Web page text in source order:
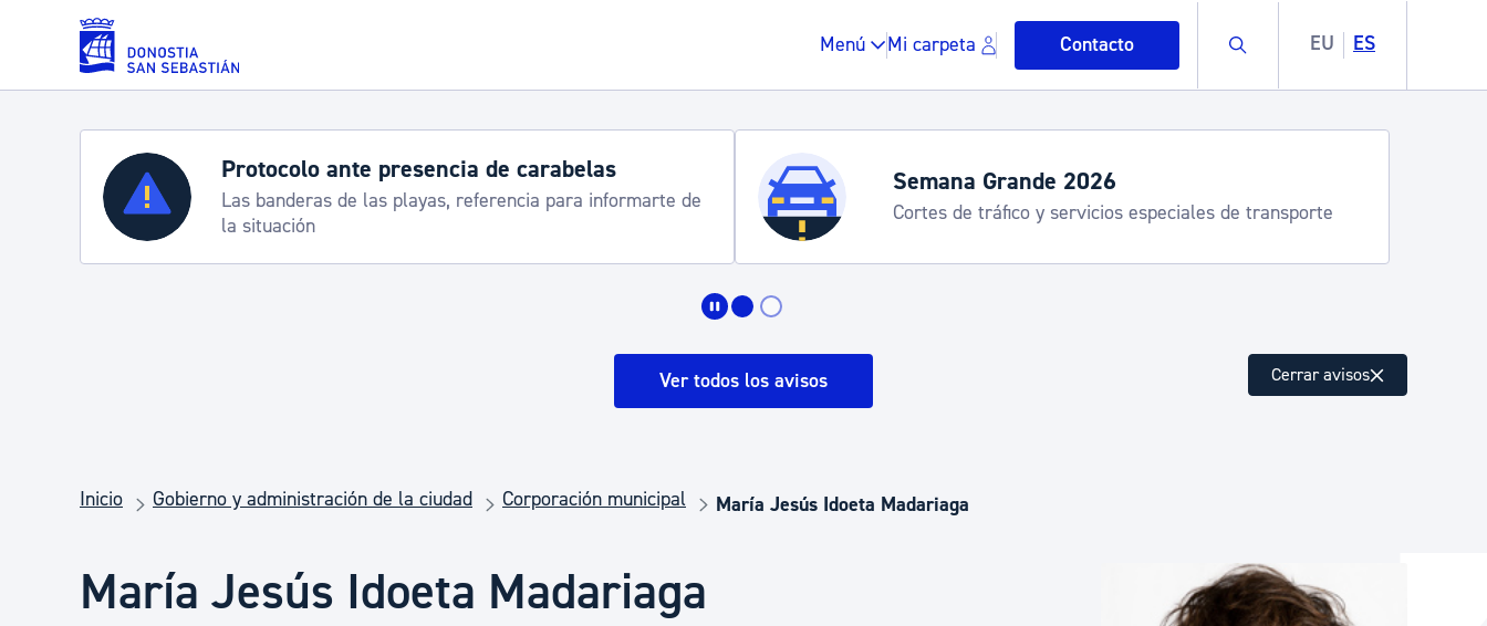
Saltar al contenido principal
Menú Mi carpeta Contacto Buscar EU ES
Servicios
Padrón y asuntos personales
Espacio público, residuos y medioambiente
Seguridad ciudadana y emergencias Euskera
Salud Pública, animales y consumo
Protocolo ante presencia de carabelas
Las banderas de las playas, referencia para informarte de
la situación
Semana Grande 2026
Cortes de tráfico y servicios especiales de transporte
Ver todos los avisos Cerrar avisos
Inicio Gobierno y administración de la ciudad Corporación municipal María Jesús Idoeta Madariaga
María Jesús Idoeta Madariaga